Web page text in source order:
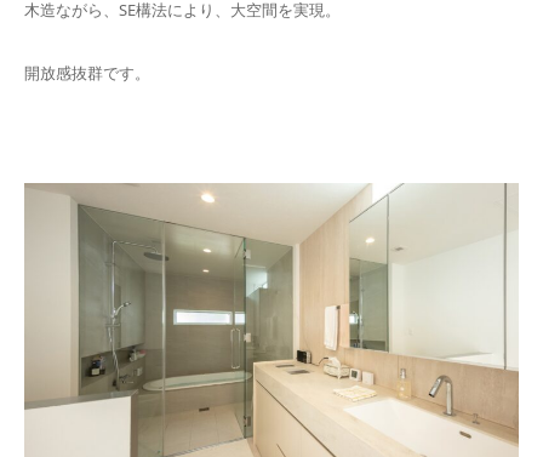
木造ながら、SE構法により、大空間を実現。
開放感抜群です。